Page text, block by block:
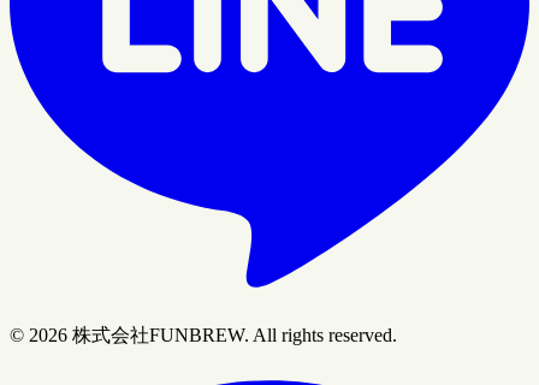
© 2026 株式会社FUNBREW. All rights reserved.